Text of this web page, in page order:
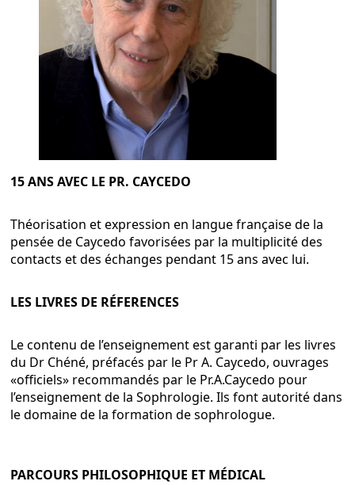
15 ANS AVEC LE PR. CAYCEDO
Théorisation et expression en langue française de la
pensée de Caycedo favorisées par la multiplicité des
contacts et des échanges pendant 15 ans avec lui.
LES LIVRES DE RÉFERENCES
Le contenu de l’enseignement est garanti par les livres
du Dr Chéné, préfacés par le Pr A. Caycedo, ouvrages
«officiels» recommandés par le Pr.A.Caycedo pour
l’enseignement de la Sophrologie. Ils font autorité dans
le domaine de la formation de sophrologue.
PARCOURS PHILOSOPHIQUE ET MÉDICAL